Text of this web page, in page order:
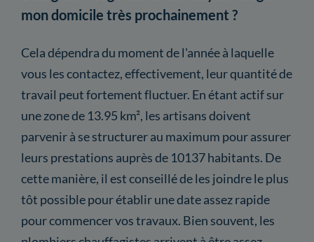
mon domicile très prochainement ?
Cela dépendra du moment de l'année à laquelle
vous les contactez, effectivement, leur quantité de
travail peut fortement fluctuer. En étant actif sur
une zone de 13.95 km², les artisans doivent
parvenir à se structurer au maximum pour assurer
leurs prestations auprès de 10137 habitants. De
cette manière, il est conseillé de les joindre le plus
tôt possible pour établir une date assez rapide
pour commencer vos travaux. Bien souvent, les